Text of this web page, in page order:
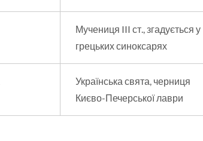
Мучениця III ст., згадується у
грецьких синоксарях
Українська свята, черниця
Києво-Печерської лаври